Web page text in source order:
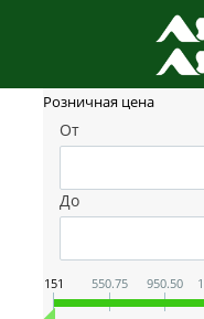
Фильтр товаров
Розничная цена
От
До
151 550.75 950.50